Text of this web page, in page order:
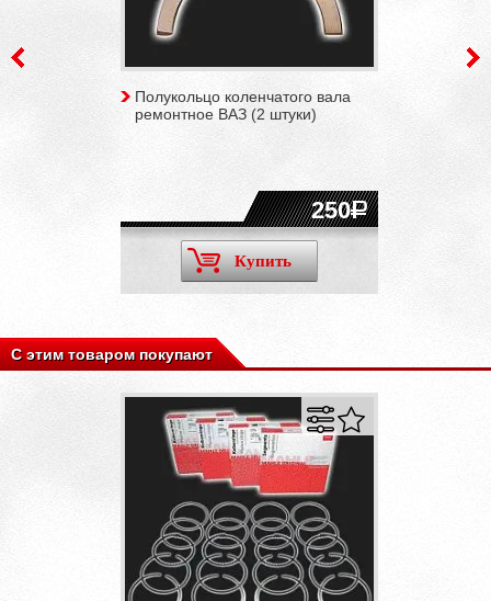
Полукольцо коленчатого вала
ремонтное ВАЗ (2 штуки)
250
Купить
С этим товаром покупают